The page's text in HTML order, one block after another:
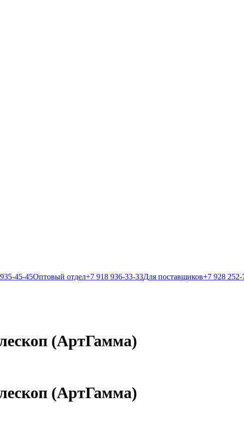
45-45Оптовый отдел+7 918 936-33-33Для поставщиков+7 928 252-
(АртГамма)
(АртГамма)